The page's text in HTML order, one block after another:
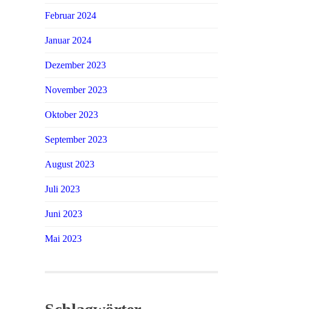
Februar 2024
Januar 2024
Dezember 2023
November 2023
Oktober 2023
September 2023
August 2023
Juli 2023
Juni 2023
Mai 2023